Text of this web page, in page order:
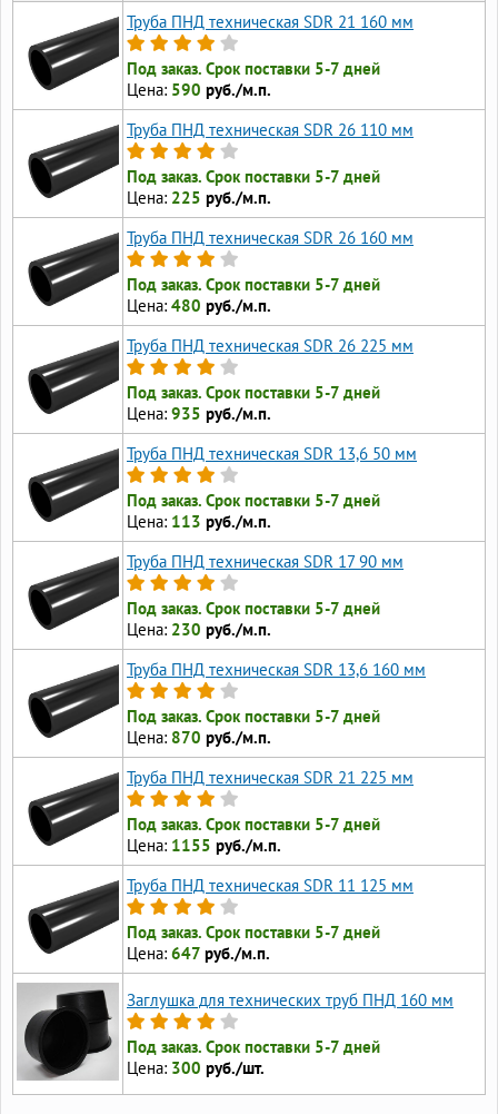
Труба ПНД техническая SDR 21 160 мм
Под заказ. Срок поставки 5-7 дней
Цена: 590 руб./м.п.
Труба ПНД техническая SDR 26 110 мм
Под заказ. Срок поставки 5-7 дней
Цена: 225 руб./м.п.
Труба ПНД техническая SDR 26 160 мм
Под заказ. Срок поставки 5-7 дней
Цена: 480 руб./м.п.
Труба ПНД техническая SDR 26 225 мм
Под заказ. Срок поставки 5-7 дней
Цена: 935 руб./м.п.
Труба ПНД техническая SDR 13,6 50 мм
Под заказ. Срок поставки 5-7 дней
Цена: 113 руб./м.п.
Труба ПНД техническая SDR 17 90 мм
Под заказ. Срок поставки 5-7 дней
Цена: 230 руб./м.п.
Труба ПНД техническая SDR 13,6 160 мм
Под заказ. Срок поставки 5-7 дней
Цена: 870 руб./м.п.
Труба ПНД техническая SDR 21 225 мм
Под заказ. Срок поставки 5-7 дней
Цена: 1155 руб./м.п.
Труба ПНД техническая SDR 11 125 мм
Под заказ. Срок поставки 5-7 дней
Цена: 647 руб./м.п.
Заглушка для технических труб ПНД 160 мм
Под заказ. Срок поставки 5-7 дней
Цена: 300 руб./шт.